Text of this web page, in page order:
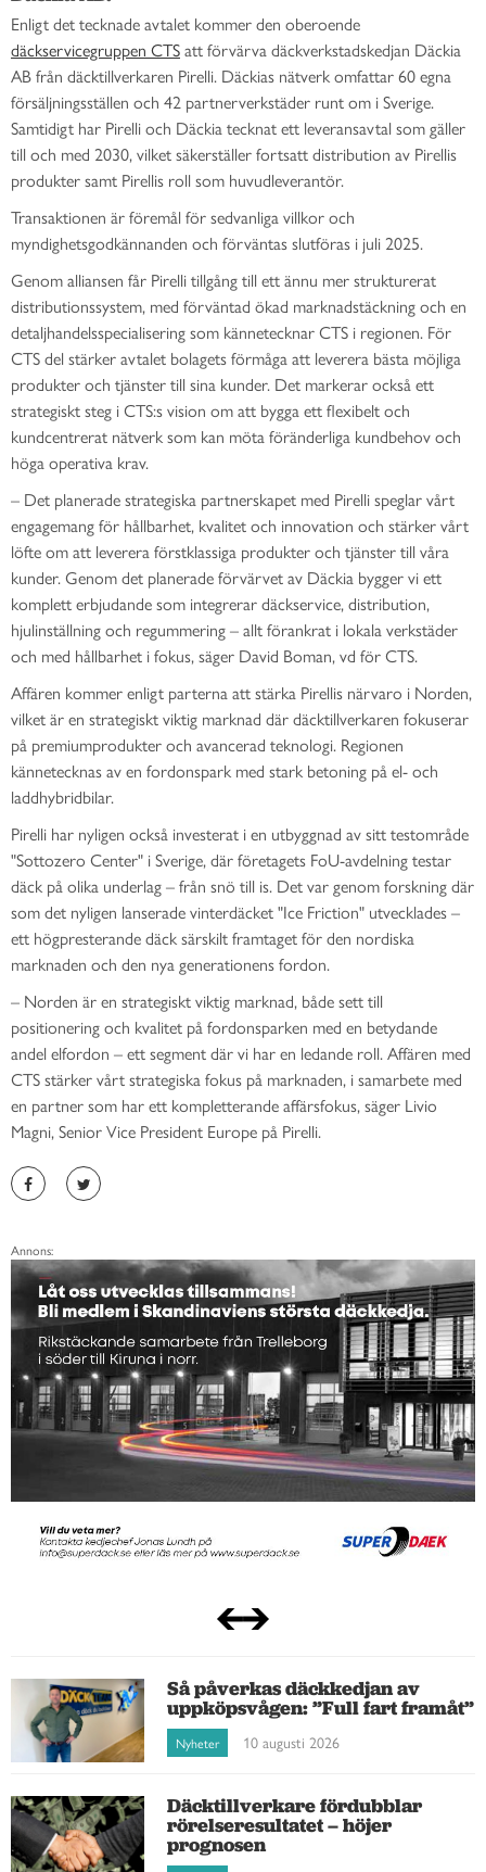
Enligt det tecknade avtalet kommer den oberoende
däckservicegruppen CTSatt förvärva däckverkstadskedjan Däckia
AB från däcktillverkaren Pirelli. Däckias nätverk omfattar 60 egna
försäljningsställen och 42 partnerverkstäder runt om i Sverige.
Samtidigt har Pirelli och Däckia tecknat ett leveransavtal som gäller
till och med 2030, vilket säkerställer fortsatt distribution av Pirellis
produkter samt Pirellis roll som huvudleverantör.
Transaktionen är föremål för sedvanliga villkor och
myndighetsgodkännanden och förväntas slutföras i juli 2025.
Genom alliansen får Pirelli tillgång till ett ännu mer strukturerat
distributionssystem, med förväntad ökad marknadstäckning och en
detaljhandelsspecialisering som kännetecknar CTS i regionen. För
CTS del stärker avtalet bolagets förmåga att leverera bästa möjliga
produkter och tjänster till sina kunder. Det markerar också ett
strategiskt steg i CTS:s vision om att bygga ett flexibelt och
kundcentrerat nätverk som kan möta föränderliga kundbehov och
höga operativa krav.
– Det planerade strategiska partnerskapet med Pirelli speglar vårt
engagemang för hållbarhet, kvalitet och innovation och stärker vårt
löfte om att leverera förstklassiga produkter och tjänster till våra
kunder. Genom det planerade förvärvet av Däckia bygger vi ett
komplett erbjudande som integrerar däckservice, distribution,
hjulinställning och regummering – allt förankrat i lokala verkstäder
och med hållbarhet i fokus, säger David Boman, vd för CTS.
Affären kommer enligt parterna att stärka Pirellis närvaro i Norden,
vilket är en strategiskt viktig marknad där däcktillverkaren fokuserar
på premiumprodukter och avancerad teknologi. Regionen
kännetecknas av en fordonspark med stark betoning på el- och
laddhybridbilar.
Pirelli har nyligen också investerat i en utbyggnad av sitt testområde
"Sottozero Center" i Sverige, där företagets FoU-avdelning testar
däck på olika underlag – från snö till is. Det var genom forskning där
som det nyligen lanserade vinterdäcket "Ice Friction" utvecklades –
ett högpresterande däck särskilt framtaget för den nordiska
marknaden och den nya generationens fordon.
– Norden är en strategiskt viktig marknad, både sett till
positionering och kvalitet på fordonsparken med en betydande
andel elfordon – ett segment där vi har en ledande roll. Affären med
CTS stärker vårt strategiska fokus på marknaden, i samarbete med
en partner som har ett kompletterande affärsfokus, säger Livio
Magni, Senior Vice President Europe på Pirelli.
Annons:
Så påverkas däckkedjan av
uppköpsvågen: ”Full fart framåt”
Nyheter 10 augusti 2026
Däcktillverkare fördubblar
rörelseresultatet – höjer
prognosen